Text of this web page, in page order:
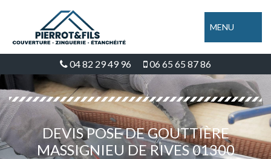
MENU
04 82 29 49 96 06 65 65 87 86
DEVIS POSE DE GOUTTIÈRE
MASSIGNIEU DE RIVES 01300